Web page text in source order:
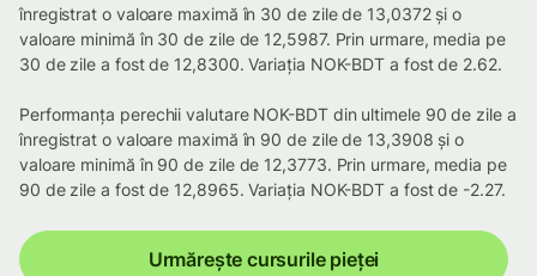
înregistrat o valoare maximă în 30 de zile de 13,0372 și o
valoare minimă în 30 de zile de 12,5987. Prin urmare, media pe
30 de zile a fost de 12,8300. Variația NOK-BDT a fost de 2.62.
Performanța perechii valutare NOK-BDT din ultimele 90 de zile a
înregistrat o valoare maximă în 90 de zile de 13,3908 și o
valoare minimă în 90 de zile de 12,3773. Prin urmare, media pe
90 de zile a fost de 12,8965. Variația NOK-BDT a fost de -2.27.
Urmărește cursurile pieței